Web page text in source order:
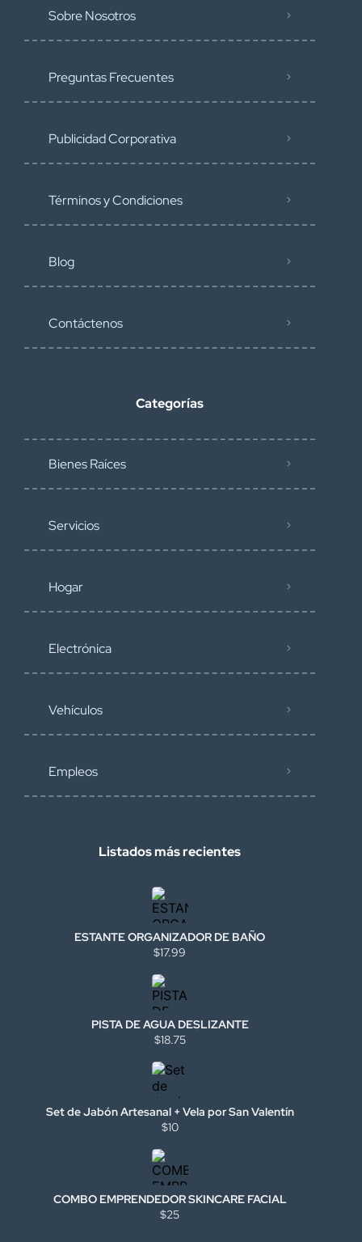
Sobre Nosotros
Preguntas Frecuentes
Publicidad Corporativa
Términos y Condiciones
Blog
Contáctenos
Categorías
Bienes Raíces
Servicios
Hogar
Electrónica
Vehículos
Empleos
Listados más recientes
ESTANTE ORGANIZADOR DE BAÑO
$17.99
PISTA DE AGUA DESLIZANTE
$18.75
Set de Jabón Artesanal + Vela por San Valentín
$10
COMBO EMPRENDEDOR SKINCARE FACIAL
$25